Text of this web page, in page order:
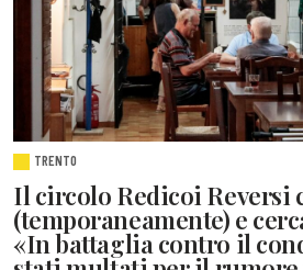
TRENTO
Il circolo Redicoi Reversi
(temporaneamente) e
«In battaglia contro il